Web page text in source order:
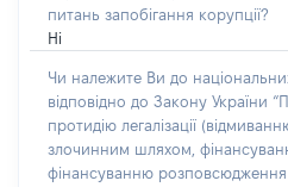
питань запобігання корупції?
Ні
Чи належите Ви до
відповідно до Закону України
протидію легалізації
злочинним шляхом,
фінансуванню розповсюдження